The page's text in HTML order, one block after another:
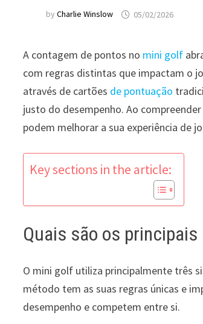
byCharlie Winslow 05/02/2026
A contagem de pontos no mini golf
com regras distintas que impactam o
através de cartões de pontuação
justo do desempenho. Ao
podem melhorar a sua experiência de
Key sections in the article:
Quais são os
O mini golf utiliza principalmente três
método tem as suas regras únicas e
desempenho e competem entre si.